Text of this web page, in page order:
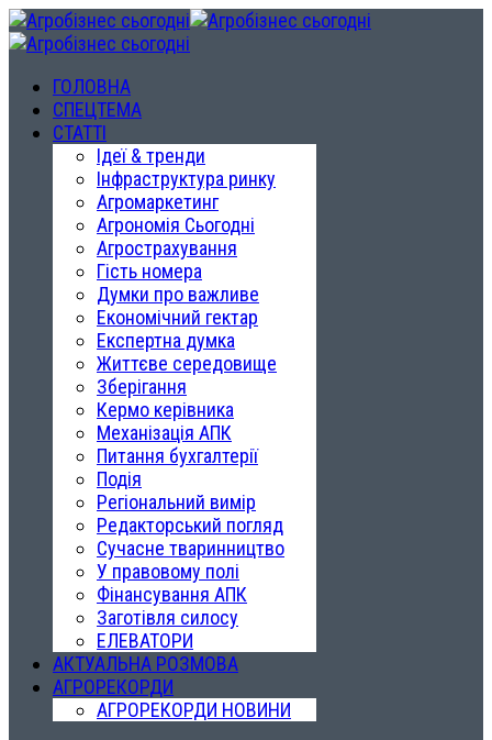
ГОЛОВНА
СПЕЦТЕМА
СТАТТІ
Ідеї & тренди
Інфраструктура ринку
Агромаркетинг
Агрономія Сьогодні
Агрострахування
Гість номера
Думки про важливе
Економічний гектар
Експертна думка
Життєве середовище
Зберігання
Кермо керівника
Механізація АПК
Питання бухгалтерії
Подія
Регіональний вимір
Редакторський погляд
Сучасне тваринництво
У правовому полі
Фінансування АПК
Заготівля силосу
ЕЛЕВАТОРИ
АКТУАЛЬНА РОЗМОВА
АГРОРЕКОРДИ
АГРОРЕКОРДИ НОВИНИ